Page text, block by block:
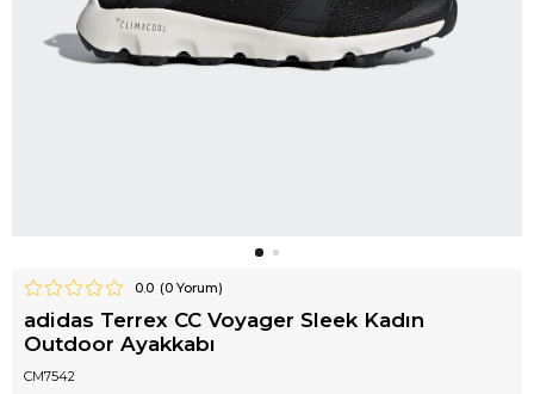
0.0 (0Yorum)
adidas Terrex CC Voyager Sleek Kadın
Outdoor Ayakkabı
CM7542